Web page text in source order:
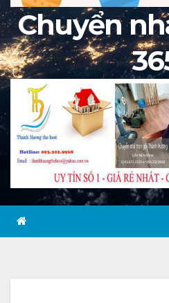
Chuyển